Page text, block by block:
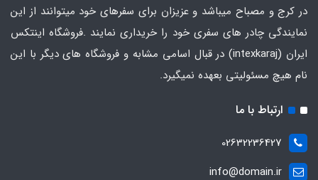
در کرج و مصباح میباشد و عزیزان برای سفرهای خود میتوانند از این
نمایندگی چادر های سفری خود را خریداری نمایند .فروشگاه اینتکس
ایران
(intexkaraj) در قبال اسامی مشابه و فروشگاه های دیگر با این
نام هیچ مسئولیتی بعهده نمیگیرد.
ارتباط با ما
02632236427
info@domain.ir